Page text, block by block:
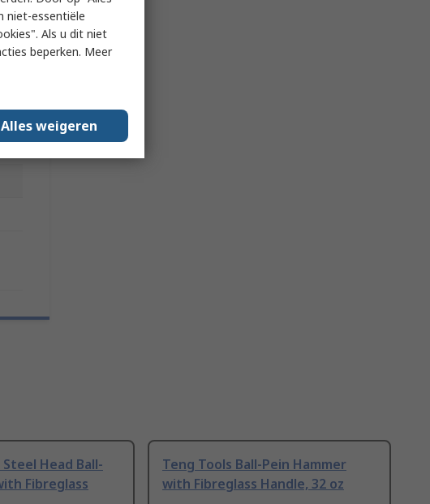
Steel Head Ball-
Fibreglass
Teng Tools Ball-Pein Hammer
with Fibreglass Handle, 32 oz
niet-essentiële
Als u dit niet
beperken. Meer
Alles weigeren